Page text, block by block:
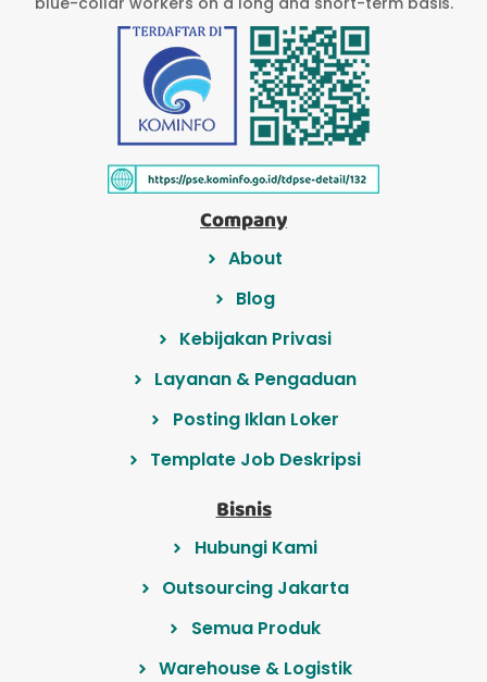
Company
About
Blog
Kebijakan Privasi
Layanan & Pengaduan
Posting Iklan Loker
Template Job Deskripsi
Bisnis
Hubungi Kami
Outsourcing Jakarta
Semua Produk
Warehouse & Logistik